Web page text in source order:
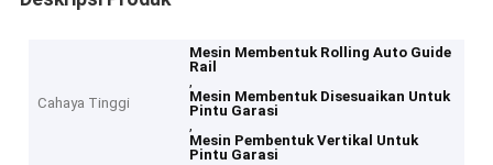
Cahaya Tinggi
Mesin Membentuk Rolling Auto Guide
Rail
,
Mesin Membentuk Disesuaikan Untuk
Pintu Garasi
,
Mesin Pembentuk Vertikal Untuk
Pintu Garasi